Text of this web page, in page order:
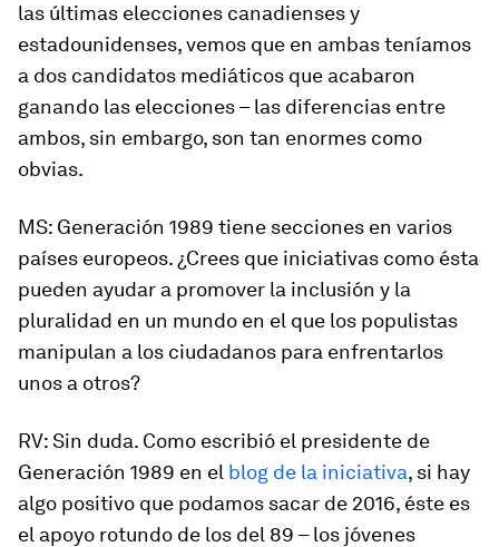
las últimas elecciones canadienses y
estadounidenses, vemos que en ambas teníamos
a dos candidatos mediáticos que acabaron
ganando las elecciones – las diferencias entre
ambos, sin embargo, son tan enormes como
obvias.
MS: Generación 1989 tiene secciones en varios
países europeos. ¿Crees que iniciativas como ésta
pueden ayudar a promover la inclusión y la
pluralidad en un mundo en el que los populistas
manipulan a los ciudadanos para enfrentarlos
unos a otros?
RV: Sin duda. Como escribió el presidente de
Generación 1989 en el blog de la iniciativa, si hay
algo positivo que podamos sacar de 2016, éste es
el apoyo rotundo de los del 89 – los jóvenes